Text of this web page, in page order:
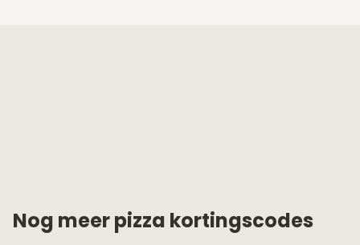
Nog meer pizza kortingscodes